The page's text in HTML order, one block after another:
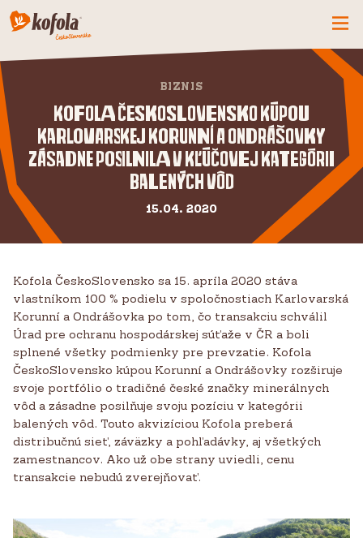
SPOZNAJ FIRMU
KOFOLA
PRODUKTY
PRIDAJ SA K NÁM
BUĎME PARŤÁCI
KONTAKTY
CZ SK EN
BIZNIS
Kofola ČeskoSlovensko kúpou
Karlovarskej Korunní a Ondrášovky
zásadne posilnila v kľúčovej kategórii
balených vôd
15.04. 2020
Kofola ČeskoSlovensko sa 15. apríla 2020 stáva
vlastníkom 100 % podielu v spoločnostiach Karlovarská
Korunní a Ondrášovka po tom, čo transakciu schválil
Úrad pre ochranu hospodárskej súťaže v ČR a boli
splnené všetky podmienky pre prevzatie. Kofola
ČeskoSlovensko kúpou Korunní a Ondrášovky rozširuje
svoje portfólio o tradičné české značky minerálnych
vôd a zásadne posilňuje svoju pozíciu v kategórii
balených vôd. Touto akvizíciou Kofola preberá
distribučnú sieť, záväzky a pohľadávky, aj všetkých
zamestnancov. Ako už obe strany uviedli, cenu
transakcie nebudú zverejňovať.